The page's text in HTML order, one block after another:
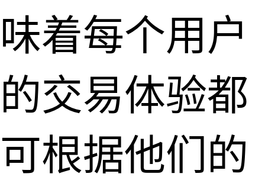
味着每个用户
的交易体验都
可根据他们的